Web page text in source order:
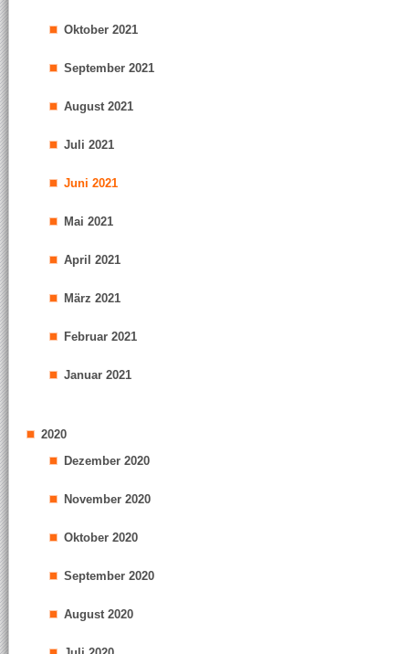
Oktober 2021
September 2021
August 2021
Juli 2021
Juni 2021
Mai 2021
April 2021
März 2021
Februar 2021
Januar 2021
2020
Dezember 2020
November 2020
Oktober 2020
September 2020
August 2020